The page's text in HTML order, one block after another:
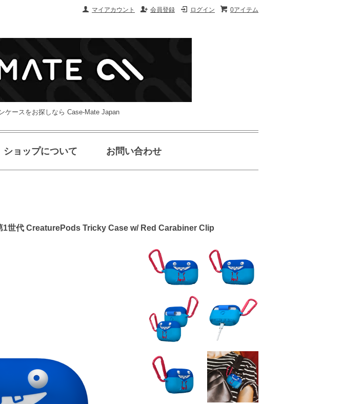
0アイテム
ログイン
会員登録
マイアカウント
ケースをお探しなら Case-Mate Japan
ショップについて お問い合わせ
世代 CreaturePods Tricky Case w/ Red Carabiner Clip